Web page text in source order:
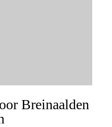
Breinaalden